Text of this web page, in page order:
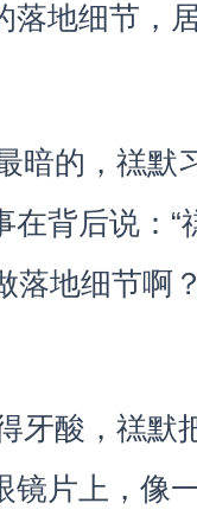
落地细节，
暗的，禚默
在背后说：“
落地细节啊
牙酸，禚默
镜片上，像